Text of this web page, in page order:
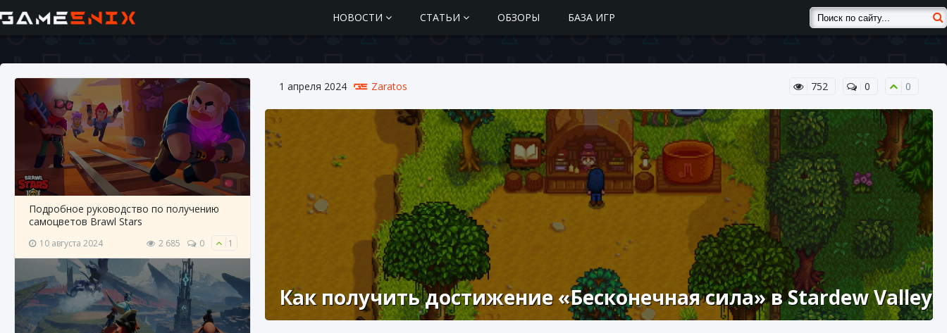
НОВОСТИ СТАТЬИ ОБЗОРЫ БАЗА ИГР
Подробное руководство по получению
самоцветов Brawl Stars
10 августа 2024 2 685 0 1
1 апреля 2024 Zaratos 752 0 0
Как получить достижение «Бесконечная сила» в Stardew Valley